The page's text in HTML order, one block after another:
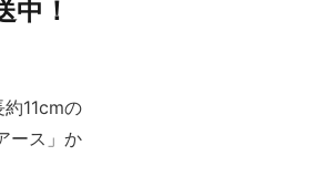
！
11cmの
ース」か